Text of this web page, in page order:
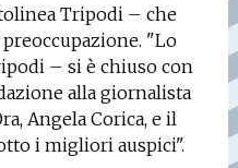
Tripodi – che
"Lo
– si è chiuso con
alla giornalista
Angela Corica, e il
i migliori auspici".